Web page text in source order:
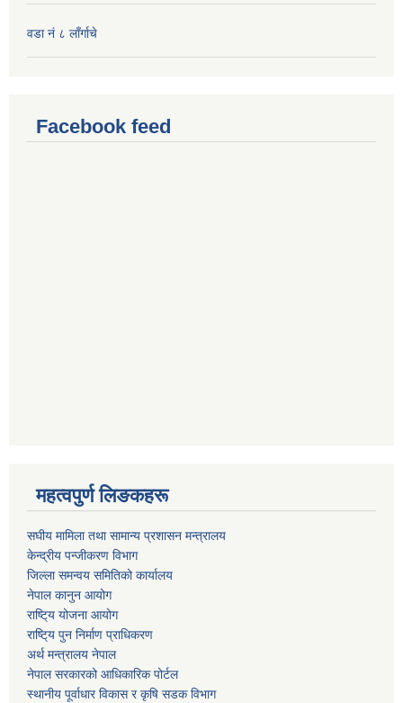
वडा नं ८ लाँर्गाचे
Facebook feed
महत्वपुर्ण लिङकहरू
स‌घीय मामिला तथा सामान्य प्रशासन मन्त्रालय
केन्द्रीय पन्जीकरण विभाग
जिल्ला समन्वय समितिको कार्यालय
नेपाल कानुन आयोग
राष्टि्य योजना आयोग
राष्टि्य पुन निर्माण प्राधिकरण
अर्थ मन्त्रालय नेपाल
नेपाल सरकारको आधिकारिक पोर्टल
स्थानीय पूर्वाधार विकास र कृषि सडक विभाग